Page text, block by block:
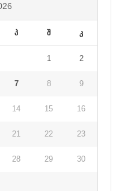
პ შ კ
1 2
7 8 9
14 15 16
21 22 23
28 29 30